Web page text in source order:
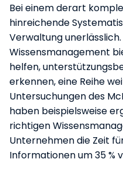
Bei einem derart
hinreichende
Verwaltung unerlässlich.
Wissensmanagement
helfen,
erkennen, eine Reihe
Untersuchungen des
haben beispielsweise
richtigen
Unternehmen die Zeit
Informationen um 35 %